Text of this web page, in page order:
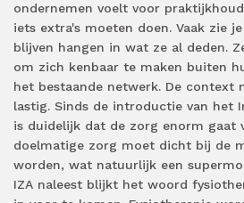
ondernemen voelt voor
iets extra's moeten doen. Vaak zie
blijven hangen in wat ze al deden.
om zich kenbaar te maken buiten
het bestaande netwerk. De context
lastig. Sinds de introductie van het
is duidelijk dat de zorg enorm gaat
doelmatige zorg moet dicht bij de
worden, wat natuurlijk een
IZA naleest blijkt het woord